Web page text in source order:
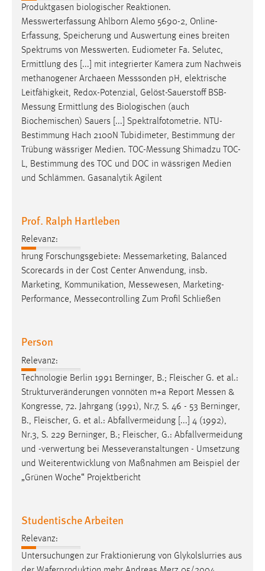
Produktgasen biologischer Reaktionen.
Messwerterfassung Ahlborn Alemo 5690-2, Online-
Erfassung, Speicherung und Auswertung eines breiten
Spektrums von Messwerten. Eudiometer Fa. Selutec,
Ermittlung des [...] mit integrierter Kamera zum Nachweis
methanogener Archaeen Messsonden pH, elektrische
Leitfähigkeit, Redox-Potenzial, Gelöst-Sauerstoff BSB-
Messung Ermittlung des Biologischen (auch
Biochemischen) Sauers [...] Spektralfotometrie. NTU-
Bestimmung Hach 2100N Tubidimeter, Bestimmung der
Trübung wässriger Medien.
TOC-Messung Shimadzu TOC-
L, Bestimmung des TOC und DOC in wässrigen Medien
und Schlämmen. Gasanalytik Agilent
Prof. Ralph Hartleben
Relevanz:
hrung Forschungsgebiete: Messemarketing, Balanced
Scorecards in der Cost Center Anwendung, insb.
Marketing, Kommunikation, Messewesen, Marketing-
Performance, Messecontrolling Zum Profil Schließen
Person
Relevanz:
Technologie Berlin 1991 Berninger, B.; Fleischer G. et al.:
Strukturveränderungen vonnöten m+a Report Messen &
Kongresse, 72. Jahrgang (1991), Nr.7, S. 46 - 53 Berninger,
B., Fleischer, G. et al.: Abfallvermeidung [...] 4 (1992),
Nr.3, S. 229 Berninger, B.; Fleischer, G.: Abfallvermeidung
und -verwertung bei Messeveran­staltungen - Umsetzung
und Weiterentwicklung von Maßnahmen am Beispiel der
„Grünen Woche“ Projektbericht
Studentische Arbeiten
Relevanz:
Untersuchungen zur Fraktionierung von Glykolslurries aus